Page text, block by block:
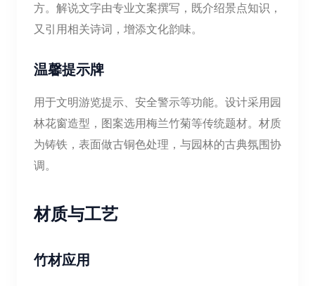
方。解说文字由专业文案撰写，既介绍景点知识，
又引用相关诗词，增添文化韵味。
温馨提示牌
用于文明游览提示、安全警示等功能。设计采用园
林花窗造型，图案选用梅兰竹菊等传统题材。材质
为铸铁，表面做古铜色处理，与园林的古典氛围协
调。
材质与工艺
竹材应用